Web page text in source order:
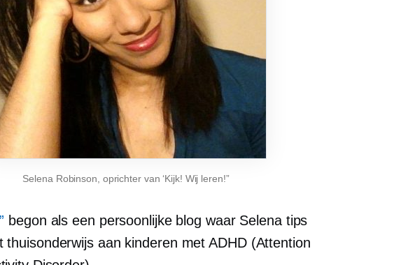
Selena Robinson, oprichter van ‘Kijk! Wij leren!”
begon als een persoonlijke blog waar Selena tips
thuisonderwijs aan kinderen met ADHD (Attention